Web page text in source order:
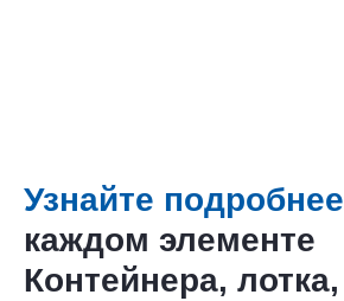
Узнайте подробнее
каждом элементе
Контейнера, лотка,